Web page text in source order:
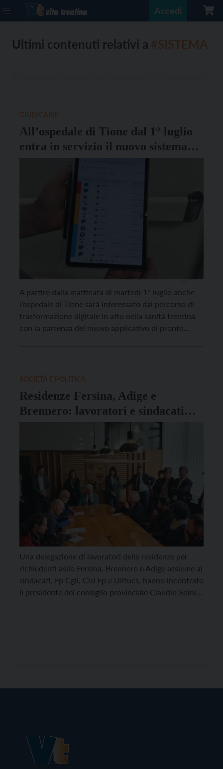
Accedi
Ultimi contenuti relativi a
All’ospedale di Tione dal 1° luglio
entra in servizio il nuovo sistema
informativo di pronto soccorso
A partire dalla mattinata di martedì 1° luglio anche
l’ospedale di Tione sarà interessato dal percorso di
trasformazione digitale in atto nella sanità trentina
con la partenza del nuovo applicativo di pronto
Residenze Fersina, Adige e
Brennero: lavoratori e sindacati
incontrano una rappresentanza del
Consiglio provinciale
Una delegazione di lavoratori delle residenze per
richiedenti asilo Fersina, Brennero e Adige assieme ai
sindacati, Fp Cgil, Cisl Fp e Uiltucs, hanno incontrato
il presidente del consiglio provinciale Claudio Soini